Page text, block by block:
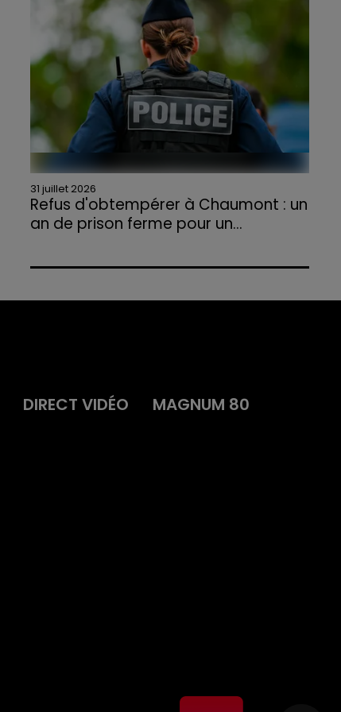
agriculteurs volontaires pour venir en aide...
31 juillet 2026
Refus d'obtempérer à Chaumont : un
an de prison ferme pour un...
l'annulation de son permis et la confiscation
DIRECT VIDÉO
MAGNUM 80